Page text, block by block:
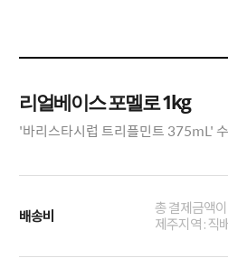
리얼베이스 포멜로 1kg
'바리스타시럽 트리플민트 375mL'
배송비
총 결제금액
제주지역 : 직